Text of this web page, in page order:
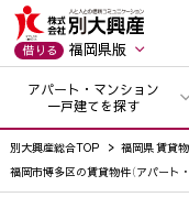
借りる 福岡県版
アパート・マンション
一戸建てを探す
別大興産総合TOP
福岡県 賃貸
福岡市博多区の賃貸物件（アパート